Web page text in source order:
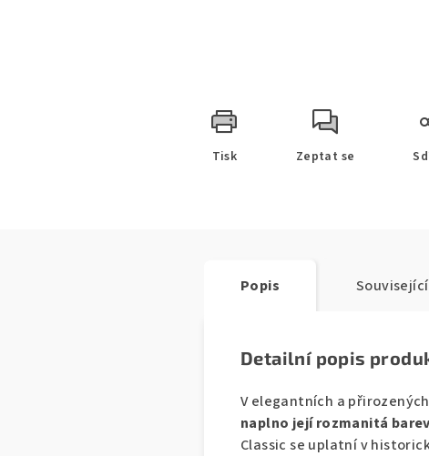
Tisk Zeptat se
Popis
Detailní popis
V elegantních a
naplno její rozmanitá
Classic se uplatní v